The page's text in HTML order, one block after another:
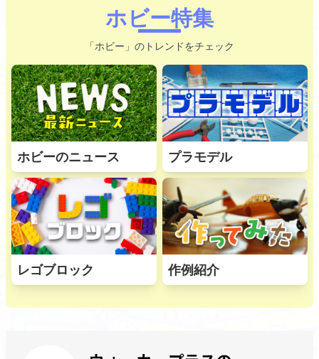
ホビー特集
「ホビー」のトレンドをチェック
ホビーのニュース プラモデル
レゴブロック 作例紹介